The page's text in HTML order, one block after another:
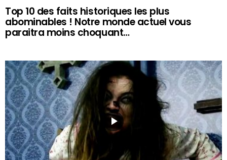
Top 10 des faits historiques les plus
abominables ! Notre monde actuel vous
paraitra moins choquant…